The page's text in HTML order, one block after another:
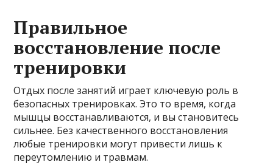
Правильное
восстановление после
тренировки
Отдых после занятий играет ключевую роль в
безопасных тренировках. Это то время, когда
мышцы восстанавливаются, и вы становитесь
сильнее. Без качественного восстановления
любые тренировки могут привести лишь к
переутомлению и травмам.